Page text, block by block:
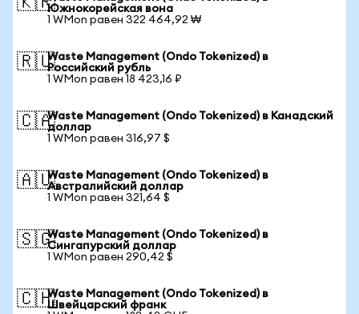
Южнокорейская вона
1 WMon равен 322 464,92 ₩
🇷🇺Waste Management (Ondo Tokenized) в
Российский рубль
1 WMon равен 18 423,16 ₽
🇨🇦Waste Management (Ondo Tokenized) в Канадский
доллар
1 WMon равен 316,97 $
🇦🇺Waste Management (Ondo Tokenized) в
Австралийский доллар
1 WMon равен 321,64 $
🇸🇬Waste Management (Ondo Tokenized) в
Сингапурский доллар
1 WMon равен 290,42 $
🇨🇭Waste Management (Ondo Tokenized) в
Швейцарский франк